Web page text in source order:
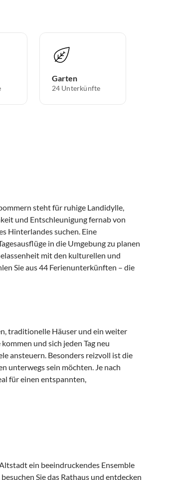
Garten
24 Unterkünfte
steht für ruhige Landidylle,
und Entschleunigung fernab von
Hinterlandes suchen. Eine
in die Umgebung zu planen
mit den kulturellen und
Sie aus 44 Ferienunterkünften – die
traditionelle Häuser und ein weiter
und sich jeden Tag neu
ansteuern. Besonders reizvoll ist die
unterwegs sein möchten. Je nach
für einen entspannten,
ein beeindruckendes Ensemble
Sie das Rathaus und entdecken